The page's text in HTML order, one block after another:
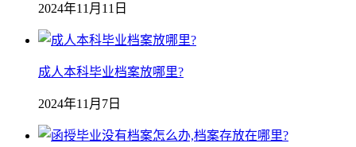
2024年11月11日
成人本科毕业档案放哪里?
2024年11月7日